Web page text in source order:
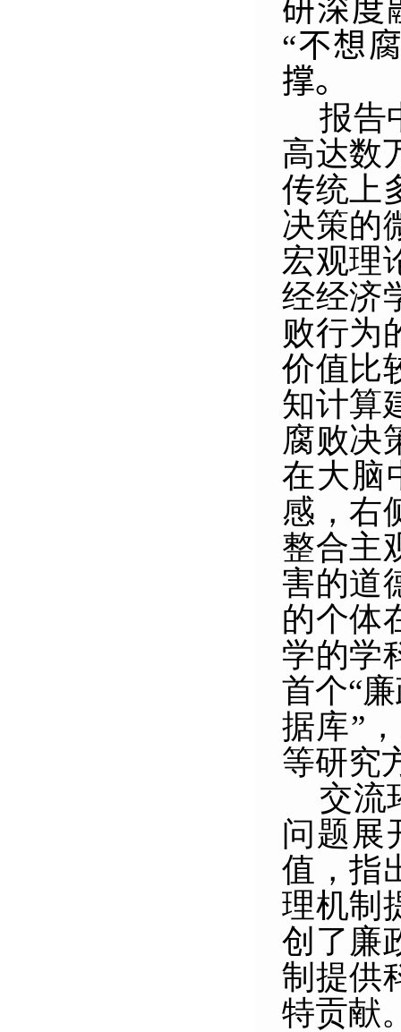
研深度
“不想
撑。
报告
高达数
传统上
决策的
宏观理
经经济
败行为
价值比
知计算
腐败决
在大脑
感，右
整合主
害的道
的个体
学的学
首个“
据库”
等研究
交流
问题展
值，指
理机制
创了廉
制提供
特贡献